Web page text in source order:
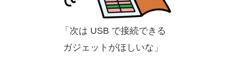
「次は USB で接続できる
ガジェットがほしいな」